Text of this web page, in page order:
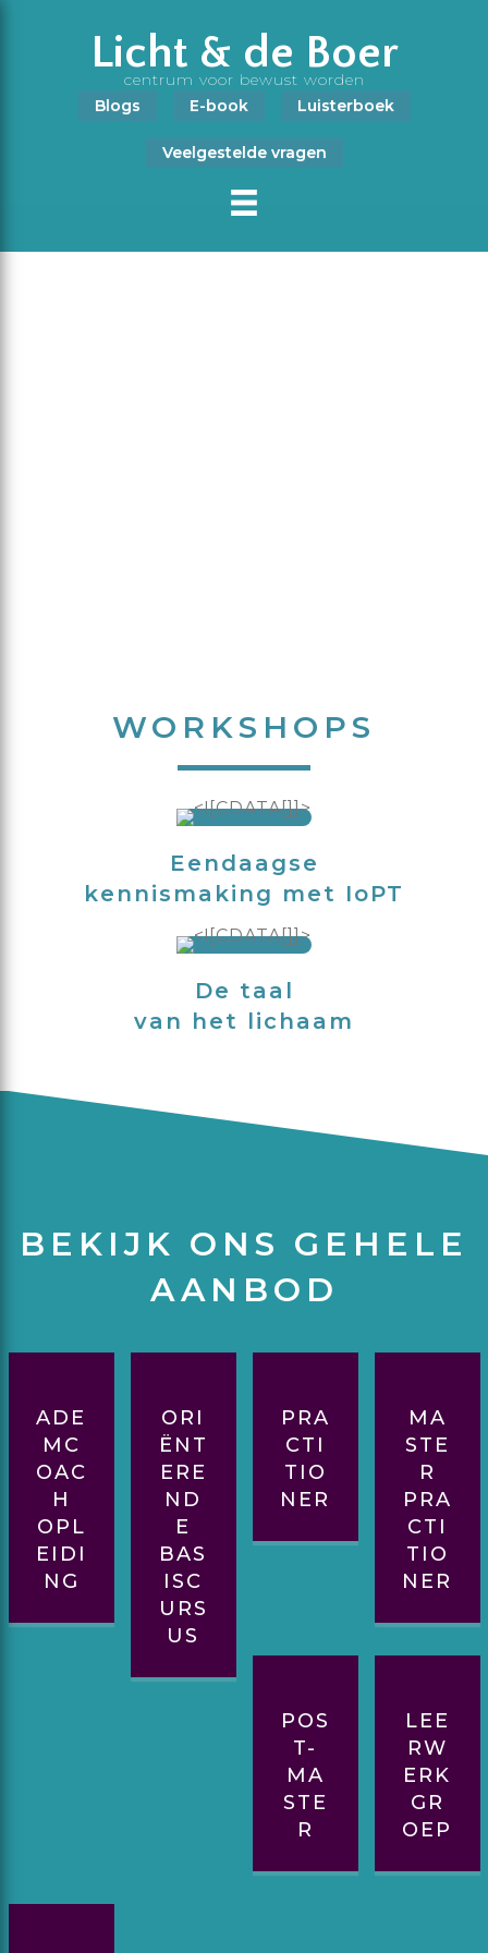
Licht & de Boer
centrum voor bewust worden
Blogs
E-book Luisterboek
Veelgestelde vragen
WORKSHOPS
Eendaagse
kennismaking met IoPT
De taal
van het lichaam
BEKIJK ONS GEHELE
AANBOD
ADE
MC
OAC
H
OPL
EIDI
NG
ORI
ËNT
ERE
ND
E
BAS
ISC
URS
US
PRA
CTI
TIO
NER
MA
STE
R
PRA
CTI
TIO
NER
POS
T-
MA
STE
R
LEE
RW
ERK
GR
OEP